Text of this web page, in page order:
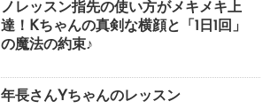
ノレッスン指先の使い方がメキメキ上
達！Kちゃんの真剣な横顔と「1日1回」
の魔法の約束♪
年長さんYちゃんのレッスン